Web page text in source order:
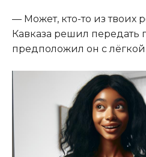
— Может, кто-то из твоих
Кавказа решил передать
предположил он с лёгкой